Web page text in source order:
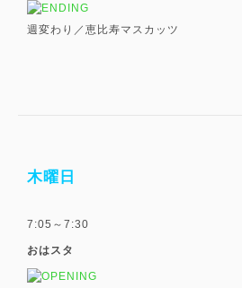
週変わり／恵比寿マスカッツ
木曜日
7:05～7:30
おはスタ